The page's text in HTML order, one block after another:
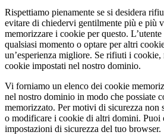
Rispettiamo pienamente se si desidera
evitare di chiedervi gentilmente più e più
memorizzare i cookie per questo.
qualsiasi momento o optare per altri
un’esperienza migliore. Se rifiuti i
cookie impostati nel nostro dominio.
Vi forniamo un elenco dei cookie
nel nostro dominio in modo che possiate
memorizzato. Per motivi di sicurezza non
o modificare i cookie di altri domini. Puoi
impostazioni di sicurezza del tuo browser.